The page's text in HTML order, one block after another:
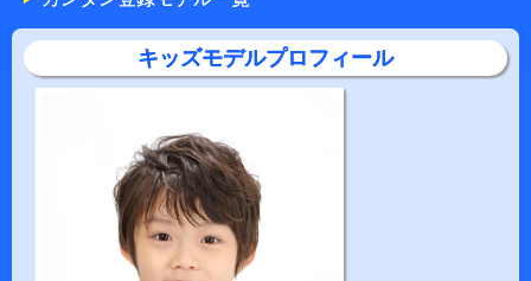
キッズモデルプロフィール